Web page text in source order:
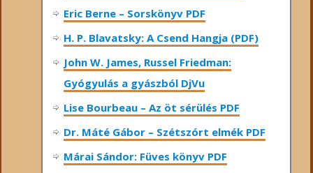
Eric Berne – Sorskönyv PDF
H. P. Blavatsky: A Csend Hangja (PDF)
John W. James, Russel Friedman:
Gyógyulás a gyászból DjVu
Lise Bourbeau – Az öt sérülés PDF
Dr. Máté Gábor – Szétszórt elmék PDF
Márai Sándor: Füves könyv PDF